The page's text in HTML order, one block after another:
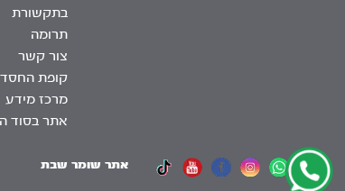
בתקשורת
תרומה
צור קשר
קופת החסד
מרכז מידע
אתר בסוד
אתר שומר שבת